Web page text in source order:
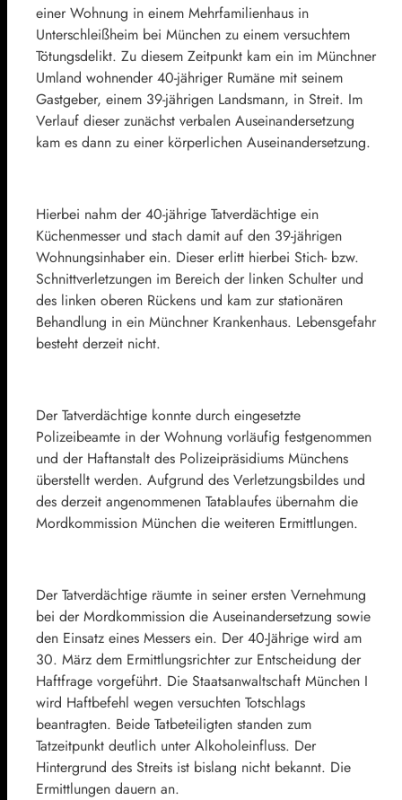
einer Wohnung in einem Mehrfamilienhaus in
Unterschleißheim bei München zu einem versuchtem
Tötungsdelikt. Zu diesem Zeitpunkt kam ein im Münchner
Umland wohnender 40-jähriger Rumäne mit seinem
Gastgeber, einem 39-jährigen Landsmann, in Streit. Im
Verlauf dieser zunächst verbalen Auseinandersetzung
kam es dann zu einer körperlichen Auseinandersetzung.
Hierbei nahm der 40-jährige Tatverdächtige ein
Küchenmesser und stach damit auf den 39-jährigen
Wohnungsinhaber ein. Dieser erlitt hierbei Stich- bzw.
Schnittverletzungen im Bereich der linken Schulter und
des linken oberen Rückens und kam zur stationären
Behandlung in ein Münchner Krankenhaus. Lebensgefahr
besteht derzeit nicht.
Der Tatverdächtige konnte durch eingesetzte
Polizeibeamte in der Wohnung vorläufig festgenommen
und der Haftanstalt des Polizeipräsidiums Münchens
überstellt werden. Aufgrund des Verletzungsbildes und
des derzeit angenommenen Tatablaufes übernahm die
Mordkommission München die weiteren Ermittlungen.
Der Tatverdächtige räumte in seiner ersten Vernehmung
bei der Mordkommission die Auseinandersetzung sowie
den Einsatz eines Messers ein. Der 40-Jährige wird am
30. März dem Ermittlungsrichter zur Entscheidung der
Haftfrage vorgeführt. Die Staatsanwaltschaft München I
wird Haftbefehl wegen versuchten Totschlags
beantragten. Beide Tatbeteiligten standen zum
Tatzeitpunkt deutlich unter Alkoholeinfluss. Der
Hintergrund des Streits ist bislang nicht bekannt. Die
Ermittlungen dauern an.